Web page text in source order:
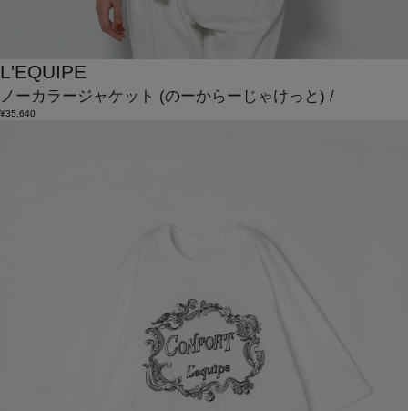
L'EQUIPE
ノーカラージャケット (のーからーじゃけっと) /
¥35,640